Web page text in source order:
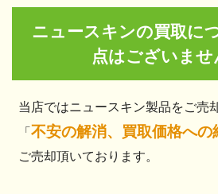
ニュースキンの買取に
点はございませ
当店ではニュースキン製品をご売
「不安の解消、買取価格への
ご売却頂いております。